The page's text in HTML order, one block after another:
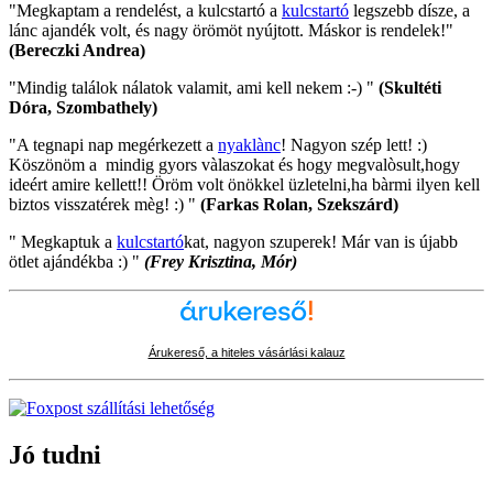
"Megkaptam a rendelést, a kulcstartó a kulcstartó legszebb dísze, a
lánc ajandék volt, és nagy örömöt nyújtott. Máskor is rendelek!"
(Bereczki Andrea)
"Mindig találok nálatok valamit, ami kell nekem :-) " (Skultéti
Dóra, Szombathely)
"A tegnapi nap megérkezett a nyaklànc! Nagyon szép lett! :)
Köszönöm a mindig gyors vàlaszokat és hogy megvalòsult,hogy
ideért amire kellett!! Öröm volt önökkel üzletelni,ha bàrmi ilyen kell
biztos visszatérek mèg! :) " (Farkas Rolan, Szekszárd)
" Megkaptuk a kulcstartókat, nagyon szuperek! Már van is újabb
ötlet ajándékba :) " (Frey Krisztina, Mór)
Árukereső, a hiteles vásárlási kalauz
Jó tudni